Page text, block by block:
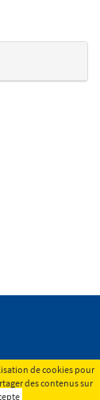
de cookies pour
des contenus sur